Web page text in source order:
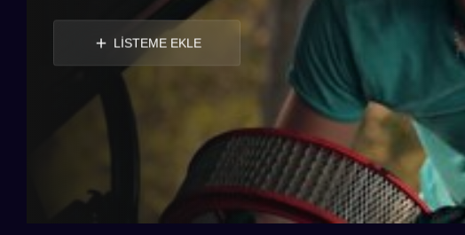
LİSTEME EKLE